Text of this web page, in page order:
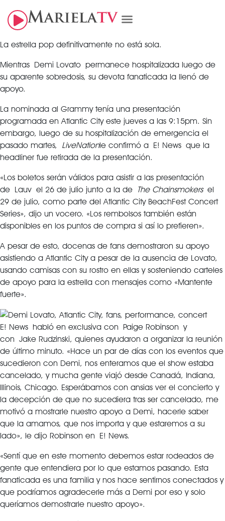
La estrella pop definitivamente no está sola.
Mientras Demi Lovato permanece hospitalizada luego de
su aparente sobredosis, su devota fanaticada la llenó de
apoyo.
La nominada al Grammy tenía una presentación
programada en Atlantic City este jueves a las 9:15pm. Sin
embargo, luego de su hospitalización de emergencia el
pasado martes, LiveNationle confirmó a E! News que la
headliner fue retirada de la presentación.
«Los boletos serán válidos para asistir a las presentación
de Lauv el 26 de julio junto a la de The Chainsmokersel
29 de julio, como parte del Atlantic City BeachFest Concert
Series», dijo un vocero. «Los rembolsos también están
disponibles en los puntos de compra si así lo prefieren».
A pesar de esto, docenas de fans demostraron su apoyo
asistiendo a Atlantic City a pesar de la ausencia de Lovato,
usando camisas con su rostro en ellas y sosteniendo carteles
de apoyo para la estrella con mensajes como «Mantente
fuerte».
E! News habló en exclusiva con Paige Robinson y
con Jake Rudzinski, quienes ayudaron a organizar la reunión
de último minuto. «Hace un par de días con los eventos que
sucedieron con Demi, nos enteramos que el show estaba
cancelado, y mucha gente viajó desde Canadá, Indiana,
Illinois, Chicago. Esperábamos con ansias ver el concierto y
la decepción de que no sucediera tras ser cancelado, me
motivó a mostrarle nuestro apoyo a Demi, hacerle saber
que la amamos, que nos importa y que estaremos a su
lado», le dijo Robinson en E! News.
«Sentí que en este momento debemos estar rodeados de
gente que entendiera por lo que estamos pasando. Esta
fanaticada es una familia y nos hace sentirnos conectados y
que podríamos agradecerle más a Demi por eso y solo
queríamos demostrarle nuestro apoyo».